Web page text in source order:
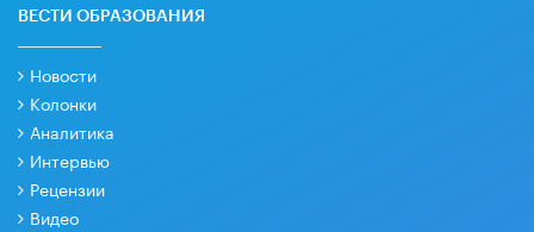
ВЕСТИ ОБРАЗОВАНИЯ
Новости
Колонки
Аналитика
Интервью
Рецензии
Видео